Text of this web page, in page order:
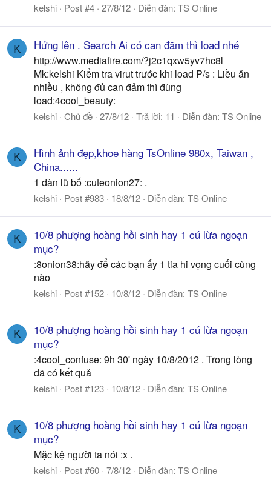
kelshi Post #4 27/8/12 Diễn đàn: TS Online
K Hứng lên . Search Ai có can đăm thì load nhé
http://www.mediafire.com/?j2c1qxw5yv7hc8l
Mk:kelshi Kiểm tra virut trước khi load P/s : Liều ăn
nhiều , không đủ can đảm thì đùng
load:4cool_beauty:
kelshi Chủ đề 27/8/12 Trả lời: 11 Diễn đàn: TS Online
K
Hình ảnh đẹp,khoe hàng TsOnline 980x, Taiwan ,
China......
1 dàn lũ bố :cuteonion27: .
kelshi Post #983 18/8/12 Diễn đàn: TS Online
K
10/8 phượng hoàng hồi sinh hay 1 cú lừa ngoạn
mục?
:8onion38:hãy để các bạn ấy 1 tia hi vọng cuối cùng
nào
kelshi Post #152 10/8/12 Diễn đàn: TS Online
K
10/8 phượng hoàng hồi sinh hay 1 cú lừa ngoạn
mục?
:4cool_confuse: 9h 30' ngày 10/8/2012 . Trong lòng
đã có kết quả
kelshi Post #123 10/8/12 Diễn đàn: TS Online
K
10/8 phượng hoàng hồi sinh hay 1 cú lừa ngoạn
mục?
Mặc kệ người ta nói :x .
kelshi Post #60 7/8/12 Diễn đàn: TS Online